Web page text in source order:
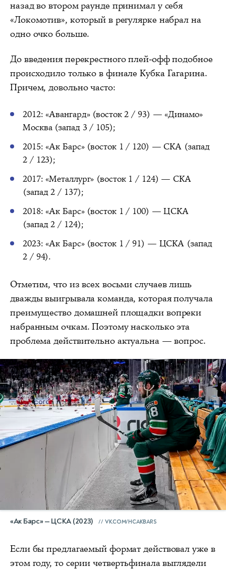
назад во втором раунде принимал у себя
«Локомотив», который в регулярке набрал на
одно очко больше.
До введения перекрестного плей-офф подобное
происходило только в финале Кубка Гагарина.
Причем, довольно часто:
2012: «Авангард» (восток 2 / 93) — «Динамо»
Москва (запад 3 / 105);
2015: «Ак Барс» (восток 1 / 120) — СКА (запад
2 / 123);
2017: «Металлург» (восток 1 / 124) — СКА
(запад 2 / 137);
2018: «Ак Барс» (восток 1 / 100) — ЦСКА
(запад 2 / 124);
2023: «Ак Барс» (восток 1 / 91) — ЦСКА (запад
2 / 94).
Отметим, что из всех восьми случаев лишь
дважды выигрывала команда, которая получала
преимущество домашней площадки вопреки
набранным очкам. Поэтому насколько эта
проблема действительно актуальна — вопрос.
«Ак Барс» — ЦСКА (2023) VK.COM/HCAKBARS
Если бы предлагаемый формат действовал уже в
этом году, то серии четвертьфинала выглядели